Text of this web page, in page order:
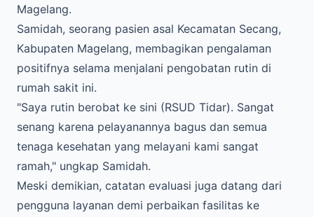
Magelang.
Samidah, seorang pasien asal Kecamatan Secang,
Kabupaten Magelang, membagikan pengalaman
positifnya selama menjalani pengobatan rutin di
rumah sakit ini.
"Saya rutin berobat ke sini (RSUD Tidar). Sangat
senang karena pelayanannya bagus dan semua
tenaga kesehatan yang melayani kami sangat
ramah," ungkap Samidah.
Meski demikian, catatan evaluasi juga datang dari
pengguna layanan demi perbaikan fasilitas ke